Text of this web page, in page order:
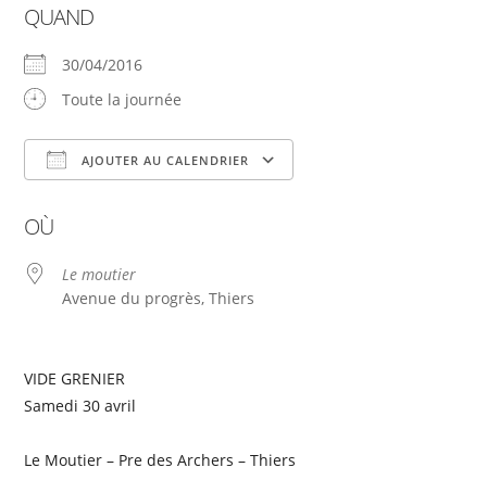
QUAND
30/04/2016
Toute la journée
AJOUTER AU CALENDRIER
OÙ
Le moutier
Avenue du progrès, Thiers
VIDE GRENIER
Samedi 30 avril
Le Moutier – Pre des Archers – Thiers